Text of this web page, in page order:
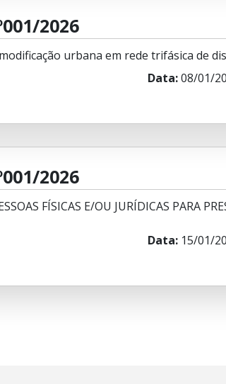
2026
urbana em rede trifásica de
Data:08/01/
2026
FÍSICAS E/OU JURÍDICAS PARA
Data: 15/01/